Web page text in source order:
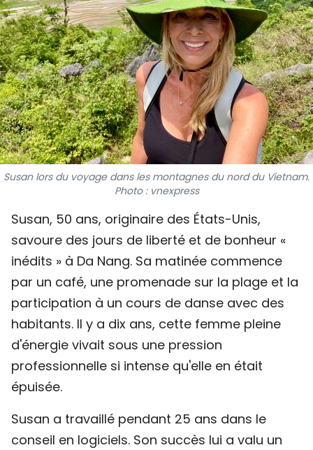
PAYS NATAL
INTERNATIONAL
MÉGASTORIE
INFOGRAPHIE
PHOTO
VIDÉO
À PROPOS DU "PEUPLE"
TIẾNG VIỆT
ENGLISH
中文
РУССКИЙ
Susan lors du voyage dans les montagnes du nord du Vietnam.
Photo : vnexpress
Susan, 50 ans, originaire des États-Unis,
savoure des jours de liberté et de bonheur «
inédits » à Da Nang. Sa matinée commence
par un café, une promenade sur la plage et la
participation à un cours de danse avec des
habitants. Il y a dix ans, cette femme pleine
d'énergie vivait sous une pression
professionnelle si intense qu'elle en était
épuisée.
Susan a travaillé pendant 25 ans dans le
conseil en logiciels. Son succès lui a valu un